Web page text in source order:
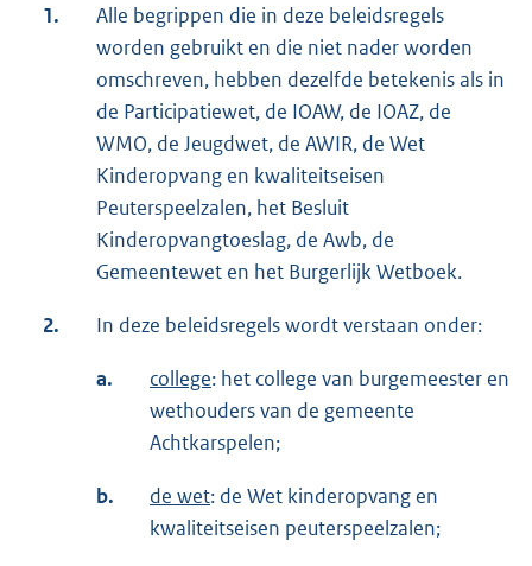
1.
Alle begrippen die in deze beleidsregels
worden gebruikt en die niet nader worden
omschreven, hebben dezelfde betekenis als in
de Participatiewet, de IOAW, de IOAZ, de
WMO, de Jeugdwet, de AWIR, de Wet
Kinderopvang en kwaliteitseisen
Peuterspeelzalen, het Besluit
Kinderopvangtoeslag, de Awb, de
Gemeentewet en het Burgerlijk Wetboek.
2. In deze beleidsregels wordt verstaan onder:
a. college: het college van burgemeester en
wethouders van de gemeente
Achtkarspelen;
b. de wet: de Wet kinderopvang en
kwaliteitseisen peuterspeelzalen;